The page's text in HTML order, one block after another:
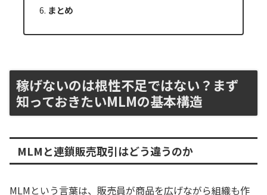
まとめ
稼げないのは根性不足ではない？まず
知っておきたいMLMの基本構造
MLMと連鎖販売取引はどう違うのか
MLMという言葉は、販売員が商品を広げながら組織も作